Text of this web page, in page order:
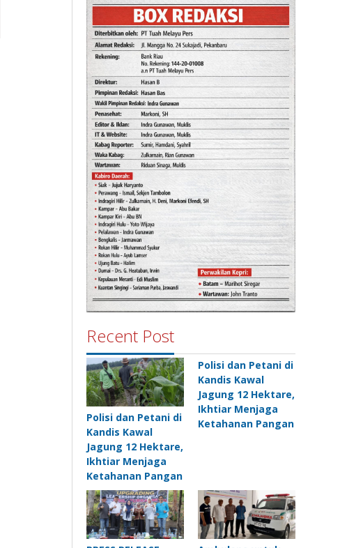
Recent Post
Polisi dan Petani di
Kandis Kawal
Jagung 12 Hektare,
Ikhtiar Menjaga
Ketahanan Pangan
Polisi dan Petani di
Kandis Kawal
Jagung 12 Hektare,
Ikhtiar Menjaga
Ketahanan Pangan